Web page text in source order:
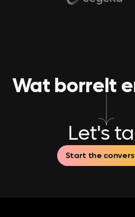
Wat borrelt
Let's
Start the